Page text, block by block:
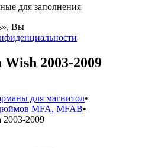
для заполнения
Вы
Wish 2003-2009
для магнитол•
MFA, MFAB•
2003-2009